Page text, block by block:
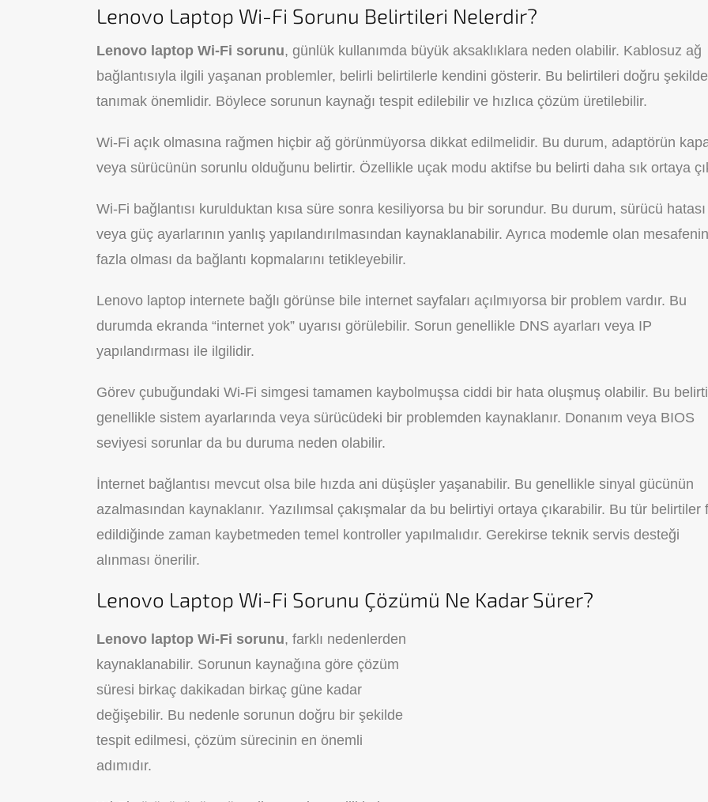
Lenovo Laptop Wi-Fi Sorunu Belirtileri Nelerdir?
Lenovo laptop Wi-Fi sorunu, günlük kullanımda büyük aksaklıklara neden olabilir. Kablosuz ağ
bağlantısıyla ilgili yaşanan problemler, belirli belirtilerle kendini gösterir. Bu belirtileri doğru şekilde
tanımak önemlidir. Böylece sorunun kaynağı tespit edilebilir ve hızlıca çözüm üretilebilir.
Wi-Fi açık olmasına rağmen hiçbir ağ görünmüyorsa dikkat edilmelidir. Bu durum, adaptörün
veya sürücünün sorunlu olduğunu belirtir. Özellikle uçak modu aktifse bu belirti daha sık ortaya
Wi-Fi bağlantısı kurulduktan kısa süre sonra kesiliyorsa bu bir sorundur. Bu durum, sürücü hatası
veya güç ayarlarının yanlış yapılandırılmasından kaynaklanabilir. Ayrıca modemle olan mesafenin
fazla olması da bağlantı kopmalarını tetikleyebilir.
Lenovo laptop internete bağlı görünse bile internet sayfaları açılmıyorsa bir problem vardır. Bu
durumda ekranda “internet yok” uyarısı görülebilir. Sorun genellikle DNS ayarları veya IP
yapılandırması ile ilgilidir.
Görev çubuğundaki Wi-Fi simgesi tamamen kaybolmuşsa ciddi bir hata oluşmuş olabilir. Bu belirti
genellikle sistem ayarlarında veya sürücüdeki bir problemden kaynaklanır. Donanım veya BIOS
seviyesi sorunlar da bu duruma neden olabilir.
İnternet bağlantısı mevcut olsa bile hızda ani düşüşler yaşanabilir. Bu genellikle sinyal gücünün
azalmasından kaynaklanır. Yazılımsal çakışmalar da bu belirtiyi ortaya çıkarabilir. Bu tür belirtiler
edildiğinde zaman kaybetmeden temel kontroller yapılmalıdır. Gerekirse teknik servis desteği
alınması önerilir.
Lenovo Laptop Wi-Fi Sorunu Çözümü Ne Kadar Sürer?
Lenovo laptop Wi-Fi sorunu, farklı nedenlerden
kaynaklanabilir. Sorunun kaynağına göre çözüm
süresi birkaç dakikadan birkaç güne kadar
değişebilir. Bu nedenle sorunun doğru bir şekilde
tespit edilmesi, çözüm sürecinin en önemli
adımıdır.